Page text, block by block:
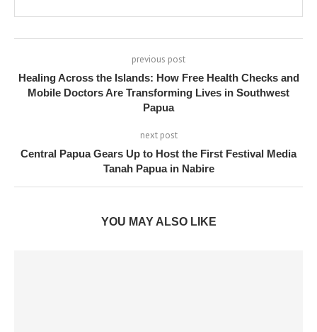
previous post
Healing Across the Islands: How Free Health Checks and
Mobile Doctors Are Transforming Lives in Southwest
Papua
next post
Central Papua Gears Up to Host the First Festival Media
Tanah Papua in Nabire
YOU MAY ALSO LIKE